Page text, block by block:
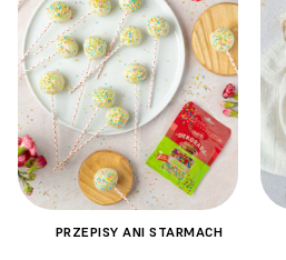
PRZEPISY ANI STARMACH